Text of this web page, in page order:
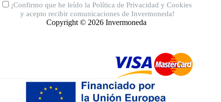
¡Confirmo que he leído laPolítica de Privacidad yCookies
y acepto recibir comunicaciones de Invermoneda!
Copyright © 2026 Invermoneda